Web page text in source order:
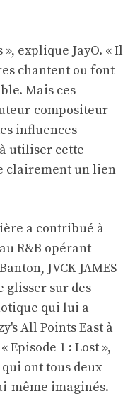
explique JayO. « Il
chantent ou font
Mais ces
compositeur-
influences
utiliser cette
clairement un lien
a contribué à
R&B opérant
JVCK JAMES
glisser sur des
qui lui a
All Points East à
1 : Lost »,
qui ont tous deux
même imaginés.